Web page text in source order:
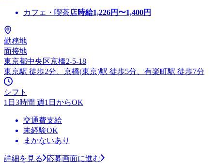
カフェ・喫茶店時給1,226円〜1,400円
勤務地
面接地
東京都中央区京橋2-5-18
東京駅 徒歩2分、京橋(東京)駅 徒歩5分、有楽町駅 徒歩7分
シフト
1日3時間 週1日からOK
交通費支給
未経験OK
まかないあり
詳細を見る
応募画面に進む